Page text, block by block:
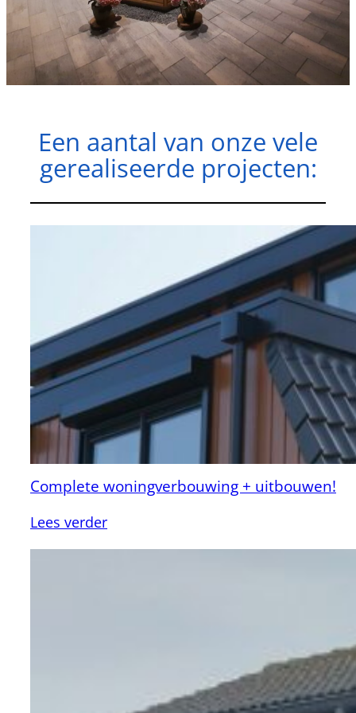
Een aantal van onze vele
gerealiseerde projecten:
Complete woningverbouwing + uitbouwen!
Lees verder:
Complete